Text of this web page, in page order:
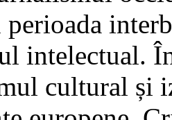
intelectual.
cultural și